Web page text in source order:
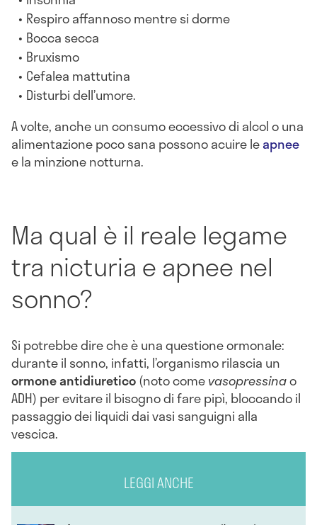
Respiro affannoso mentre si dorme
Bocca secca
Bruxismo
Cefalea mattutina
Disturbi dell’umore.
A volte, anche un consumo eccessivo di alcol o una
alimentazione poco sana possono acuire leapnee
e la minzione notturna.
Ma qual è il reale legame
tra nicturia e apnee nel
sonno?
Si potrebbe dire che è una questione ormonale:
durante il sonno, infatti, l’organismo rilascia un
ormone antidiuretico(noto comevasopressinao
ADH) per evitare il bisogno di fare pipì, bloccando il
passaggio dei liquidi dai vasi sanguigni alla
vescica.
LEGGI ANCHE